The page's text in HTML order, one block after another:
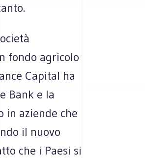
fondo agricolo
Capital ha
Bank e la
in aziende che
il nuovo
che i Paesi si